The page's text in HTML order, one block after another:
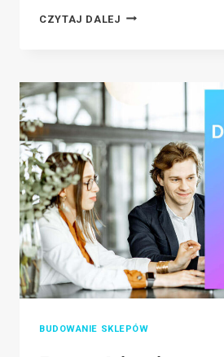
CZYTAJ DALEJ FACEBOOK
GUIDE
(2026)
BUDOWANIE SKLEPÓW